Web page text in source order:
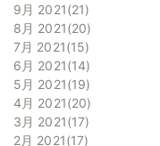
9月 2021 21
8月 2021 20
7月 2021 15
6月 2021 14
5月 2021 19
4月 2021 20
3月 2021 17
2月 2021 17